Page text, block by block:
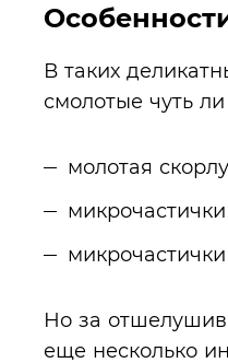
В таких
смолотые чуть
молотая
Но за
еще несколько